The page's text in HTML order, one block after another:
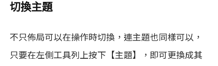
切換主題
不只佈局可以在操作時切換，連主題也同樣可以，
只要在左側工具列上按下【主題】，即可更換成其